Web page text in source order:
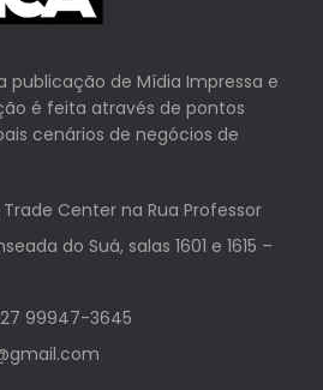
publicação de Mídia Impressa e
é feita através de pontos
cenários de negócios de
Trade Center na Rua Professor
do Suá, salas 1601 e 1615 –
27 99947-3645